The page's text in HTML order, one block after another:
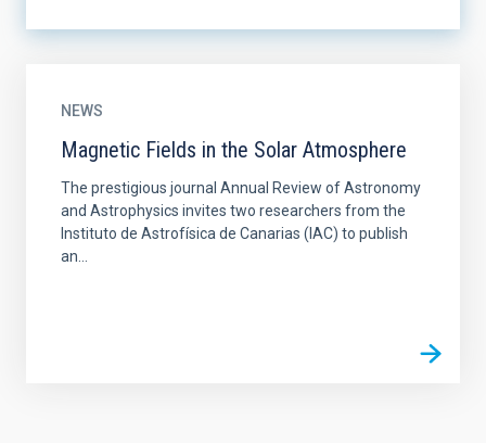
NEWS
Magnetic Fields in the Solar Atmosphere
The prestigious journal Annual Review of Astronomy
and Astrophysics invites two researchers from the
Instituto de Astrofísica de Canarias (IAC) to publish
an...